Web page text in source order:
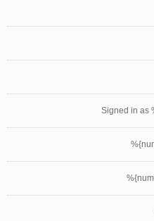
Signed in as